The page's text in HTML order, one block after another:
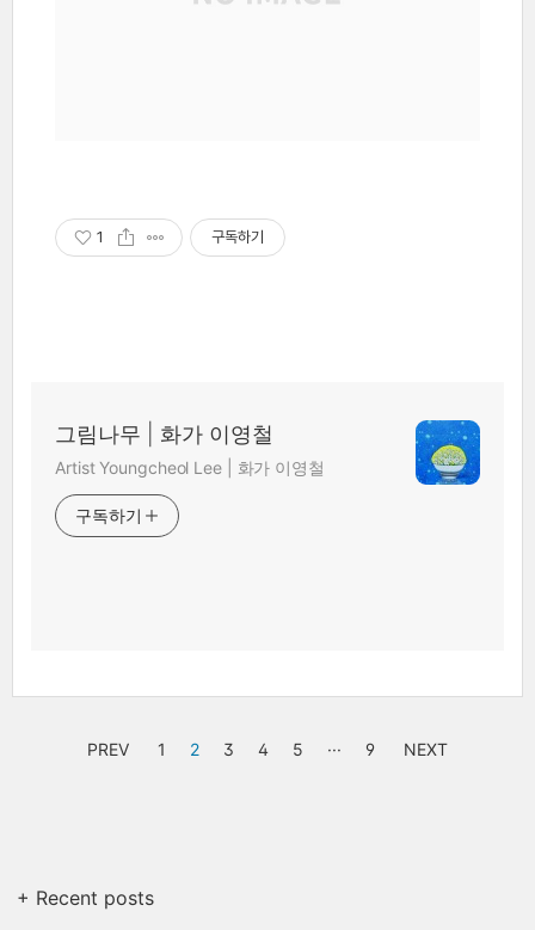
1 구독하기
그림나무 | 화가 이영철
Artist Youngcheol Lee | 화가 이영철
구독하기
PREV 1 2 3 4 5 ··· 9 NEXT
+ Recent posts